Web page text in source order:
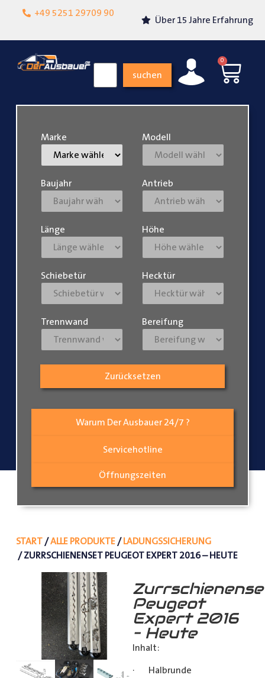
+49 5251 29709 90
Lokalgeschäft in
Über 15 Jahre Erfahrung
suchen
0
Warum Der Ausbauer 24/7 ?
Servicehotline
Öffnungszeiten
Marke Modell
Baujahr Antrieb
Länge Höhe
Schiebetür Hecktür
Trennwand Bereifung
Zurücksetzen
START/ALLE PRODUKTE/LADUNGSSICHERUNG
/ ZURRSCHIENENSET PEUGEOT EXPERT 2016 – HEUTE
Peugeot
Expert 2016
– Heute
Inhalt:
· Halbrunde